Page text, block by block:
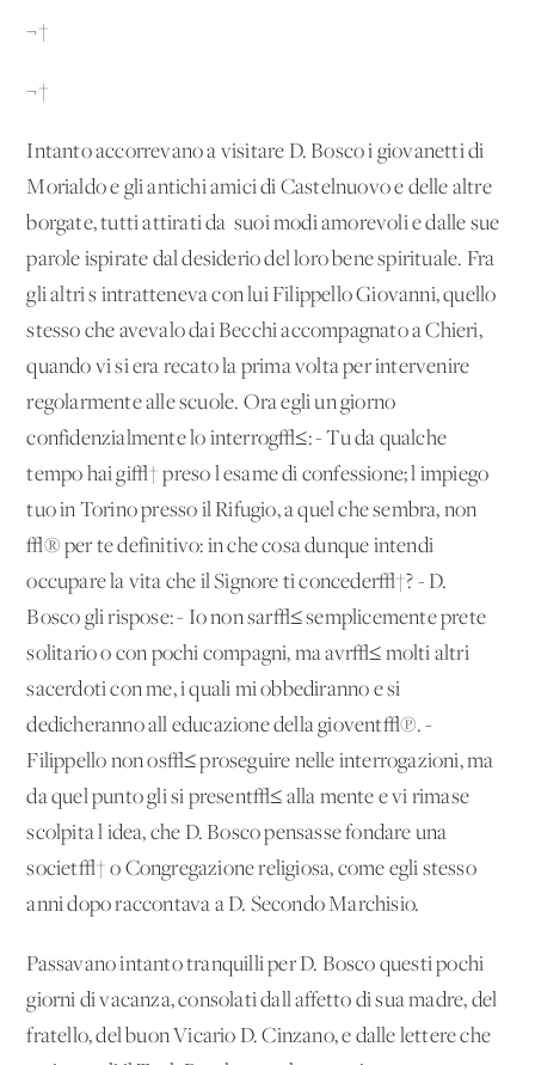
¬†
¬†
Intanto accorrevano a visitare D. Bosco i giovanetti di
Morialdo e gli antichi amici di Castelnuovo e delle altre
borgate, tutti attirati da' suoi modi amorevoli e dalle sue
parole ispirate dal desiderio del loro bene spirituale. Fra
gli altri s'intratteneva con lui Filippello Giovanni, quello
stesso che avevalo dai Becchi accompagnato a Chieri,
quando vi si era recato la prima volta per intervenire
regolarmente alle scuole. Ora egli un giorno
confidenzialmente lo interrog√≤: - Tu da qualche
tempo hai gi√† preso l'esame di confessione; l'impiego
tuo in Torino presso il Rifugio, a quel che sembra, non
√® per te definitivo: in che cosa dunque intendi
occupare la vita che il Signore ti conceder√†? - D.
Bosco gli rispose: - Io non sar√≤ semplicemente prete
solitario o con pochi compagni, ma avr√≤ molti altri
sacerdoti con me, i quali mi obbediranno e si
dedicheranno all'educazione della giovent√π. -
Filippello non os√≤ proseguire nelle interrogazioni, ma
da quel punto gli si present√≤ alla mente e vi rimase
scolpita l'idea, che D. Bosco pensasse fondare una
societ√† o Congregazione religiosa, come egli stesso
anni dopo raccontava a D. Secondo Marchisio.
Passavano intanto tranquilli per D. Bosco questi pochi
giorni di vacanza, consolati dall'affetto di sua madre, del
fratello, del buon Vicario D. Cinzano, e dalle lettere che